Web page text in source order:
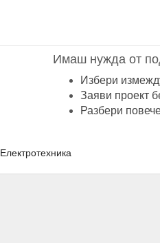
Имаш нужда от
Избери
Заяви проект
Разбери
Електротехника